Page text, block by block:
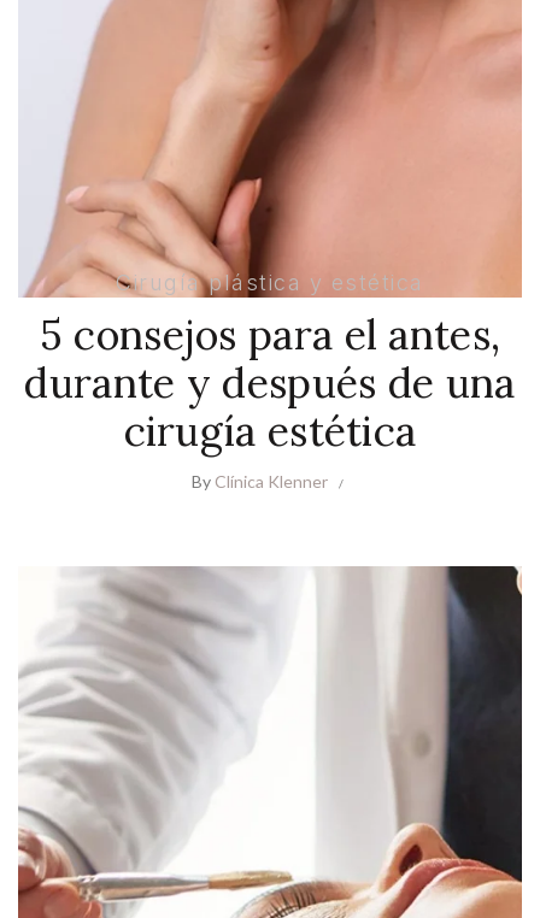
Cirugía plástica y estética
5 consejos para el antes,
durante y después de una
cirugía estética
By Clínica Klenner